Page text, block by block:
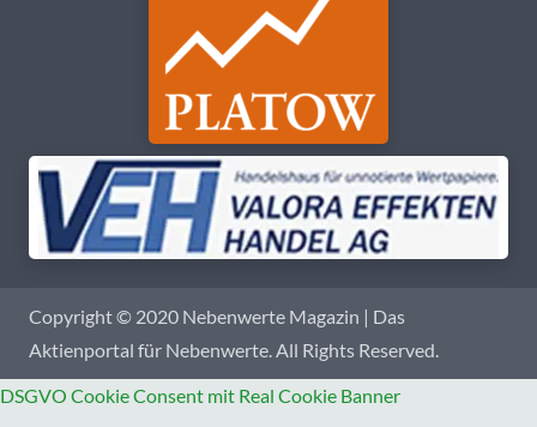
Copyright © 2020 Nebenwerte Magazin | Das
Aktienportal für Nebenwerte. All Rights Reserved.
DSGVO Cookie Consent mit Real Cookie Banner